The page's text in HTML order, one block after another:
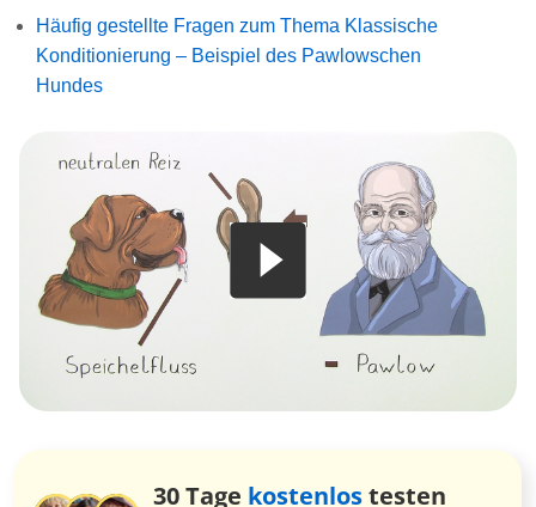
Häufig gestellte Fragen zum Thema Klassische
Konditionierung – Beispiel des Pawlowschen
Hundes
30 Tage kostenlostesten